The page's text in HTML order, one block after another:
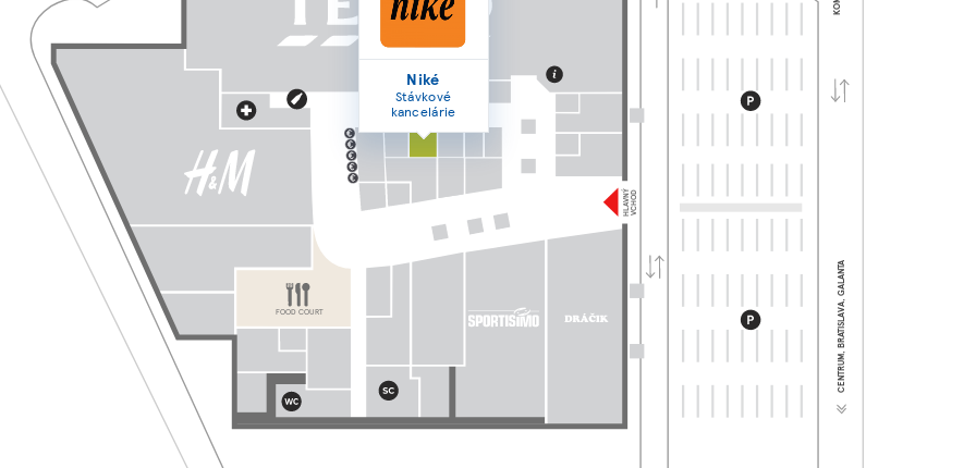
CENTRUM, BRATISLAVA, GALANTA
HLAVNÝVCHOD
FOOD COURT
Niké
Stávkové
kancelárie